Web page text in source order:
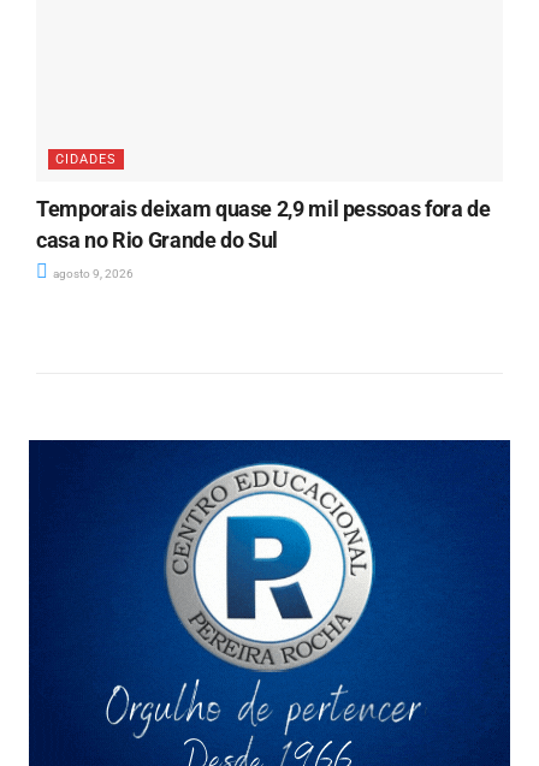
CIDADES
Temporais deixam quase 2,9 mil pessoas fora de
casa no Rio Grande do Sul
agosto 9, 2026